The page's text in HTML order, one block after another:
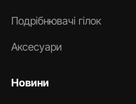
Подрібнювачі гілок
Аксесуари
Новини